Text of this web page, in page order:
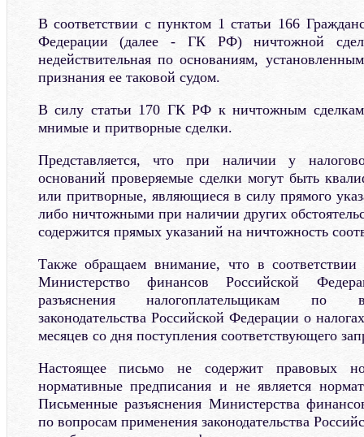
В соответствии с пунктом 1 статьи 166
Федерации (далее - ГК РФ) ничтожной
недействительная по основаниям,
признания ее таковой судом.
В силу статьи 170 ГК РФ к ничтожным сделкам,
мнимые и притворные сделки.
Представляется, что при наличии у
оснований проверяемые сделки могут быть
или притворные, являющиеся в силу прямого
либо ничтожными при наличии других
содержится прямых указаний на ничтожность
Также обращаем внимание, что в соответствии
Министерство финансов Российской
разъяснения налогоплательщикам по
законодательства Российской Федерации о
месяцев со дня поступления соответствующего
Настоящее письмо не содержит правовых
нормативные предписания и не является
Письменные разъяснения Министерства
по вопросам применения законодательства